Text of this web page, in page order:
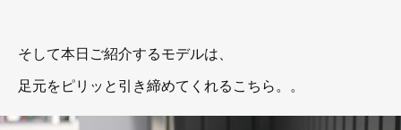
そして本日ご紹介するモデルは、
足元をピリッと引き締めてくれるこちら。。